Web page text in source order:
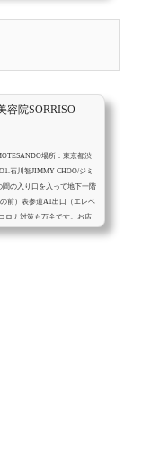
容院SORRISO
場所：東京都渋
石川智JIMMY CHOO/ジミ
の入り口を入って地下一階
前）表参道A1出口（エレベ
ロナ対策も万全です。お店
で入り口にあるiPadで受付